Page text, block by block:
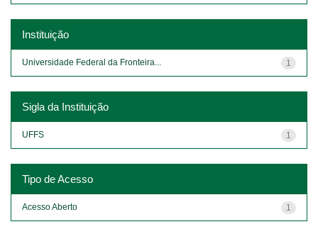
Instituição
1
Universidade Federal da Fronteira...
Sigla da Instituição
1
UFFS
Tipo de Acesso
1
Acesso Aberto